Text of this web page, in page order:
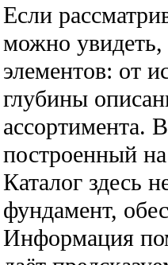
Если
можно увидеть,
элементов: от
глубины
ассортимента.
построенный
Каталог здесь
фундамент,
Информация